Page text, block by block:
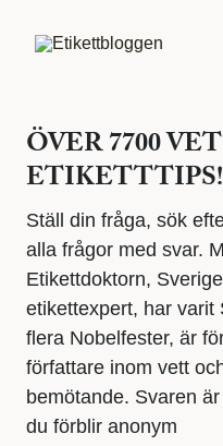
ÖVER 7700
ETIKETTTIPS!
Ställ din fråga, sök
alla frågor med svar.
Etikettdoktorn,
etikettexpert, har varit
flera Nobelfester, är
författare inom vett
bemötande. Svaren
du förblir anonym